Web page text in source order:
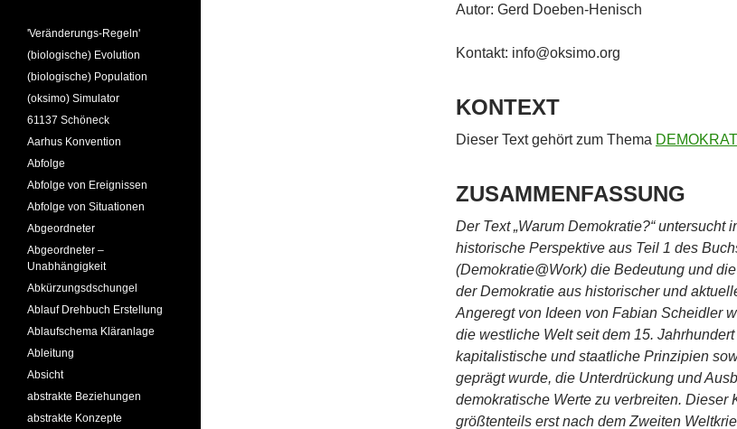
Autor: Gerd Doeben-Henisch
Kontakt: info@oksimo.org
KONTEXT
Dieser Text gehört zum Thema
ZUSAMMENFASSUNG
Der Text „Warum Demokratie?“ untersucht
historische Perspektive aus Teil 1 des
(Demokratie@Work) die Bedeutung und
der Demokratie aus historischer und
Angeregt von Ideen von Fabian Scheidler
die westliche Welt seit dem 15.
kapitalistische und staatliche Prinzipien
geprägt wurde, die Unterdrückung und
demokratische Werte zu verbreiten. Dieser
größtenteils erst nach dem Zweiten
'Veränderungs-Regeln'
(biologische) Evolution
(biologische) Population
(oksimo) Simulator
61137 Schöneck
Aarhus Konvention
Abfolge
Abfolge von Ereignissen
Abfolge von Situationen
Abgeordneter
Abgeordneter –
Unabhängigkeit
Abkürzungsdschungel
Ablauf Drehbuch Erstellung
Ablaufschema Kläranlage
Ableitung
Absicht
abstrakte Beziehungen
abstrakte Konzepte